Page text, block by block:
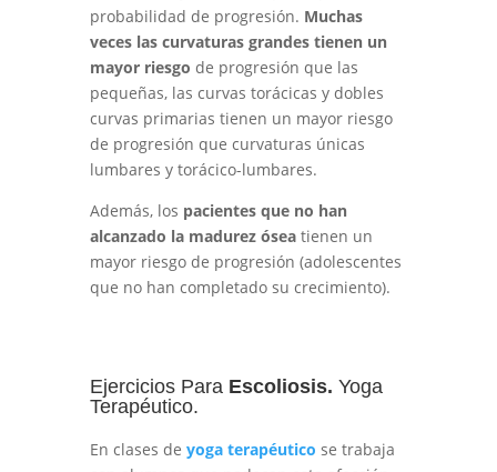
probabilidad de progresión. Muchas
veces las curvaturas grandes tienen un
mayor riesgo de progresión que las
pequeñas, las curvas torácicas y dobles
curvas primarias tienen un mayor riesgo
de progresión que curvaturas únicas
lumbares y torácico-lumbares.
Además, los pacientes que no han
alcanzado la madurez óseatienen un
mayor riesgo de progresión (adolescentes
que no han completado su crecimiento).
Ejercicios Para Escoliosis. Yoga
Terapéutico.
En clases de yoga terapéutico se trabaja